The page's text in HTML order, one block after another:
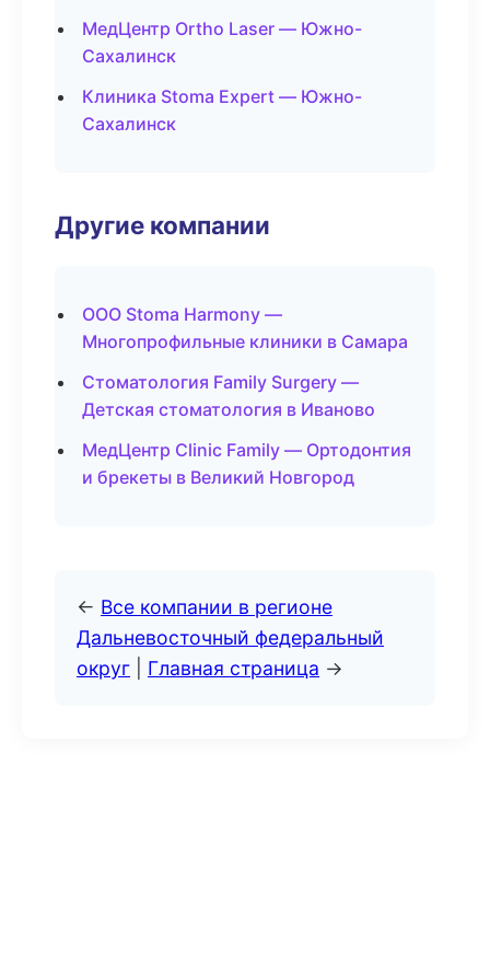
МедЦентр Ortho Laser — Южно-
Сахалинск
Клиника Stoma Expert — Южно-
Сахалинск
Другие компании
ООО Stoma Harmony —
Многопрофильные клиники в Самара
Стоматология Family Surgery —
Детская стоматология в Иваново
МедЦентр Clinic Family — Ортодонтия
и брекеты в Великий Новгород
← Все компании в регионе
Дальневосточный федеральный
округ
Главная страница →